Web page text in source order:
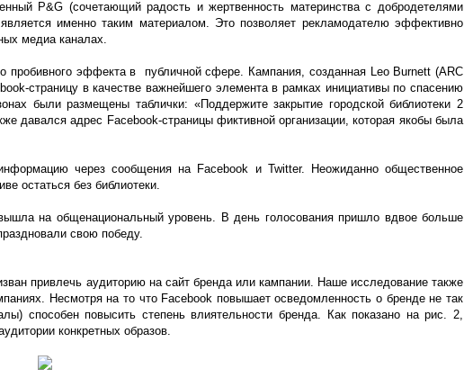
P&G (сочетающий радость и жертвенность материнства с добродетелями
именно таким материалом. Это позволяет рекламодателю эффективно
медиа каналах.
пробивного эффекта в публичной сфере. Кампания, созданная Leo Burnett (ARC
страницу в качестве важнейшего элемента в рамках инициативы по спасению
были размещены таблички: «Поддержите закрытие городской библиотеки 2
давался адрес Facebook-страницы фиктивной организации, которая якобы была
через сообщения на Facebook и Twitter. Неожиданно общественное
остаться без библиотеки.
на общенациональный уровень. В день голосования пришло вдвое больше
свою победу.
привлечь аудиторию на сайт бренда или кампании. Наше исследование также
Несмотря на то что Facebook повышает осведомленность о бренде не так
способен повысить степень влиятельности бренда. Как показано на рис. 2,
конкретных образов.